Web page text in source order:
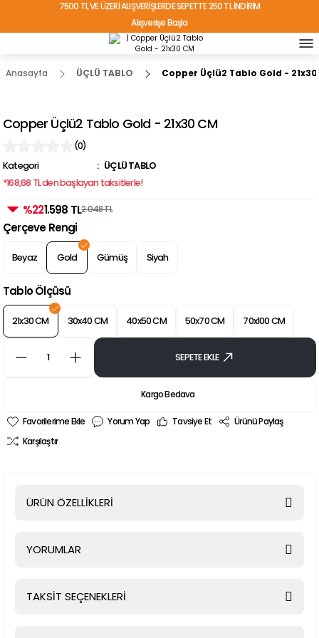
7500 TL VE ÜZERİ ALIŞVERİŞLERDE SEPETTE 250 TL İNDİRİM
Alışverişe Başla
TÜRKİYE'NİN HER YERİNE ÜCRETSİZ KARGO!
Anasayfa ÜÇLÜ TABLO Copper Üçlü2 Tablo Gold - 21x30
Copper Üçlü2 Tablo Gold - 21x30 CM
(0)
Kategori
ÜÇLÜ TABLO
*168,68 TL den başlayan taksitlerle!
%221.598 TL2.048 TL
Çerçeve Rengi
Beyaz Gold Gümüş Siyah
Tablo Ölçüsü
21x30 CM 30x40 CM 40x50 CM 50x70 CM 70x100 CM
SEPETE EKLE
Kargo Bedava
Yorum Yap Tavsiye Et
Ürünü Paylaş
Karşılaştır
ÜRÜN ÖZELLİKLERİ
YORUMLAR
TAKSİT SEÇENEKLERİ